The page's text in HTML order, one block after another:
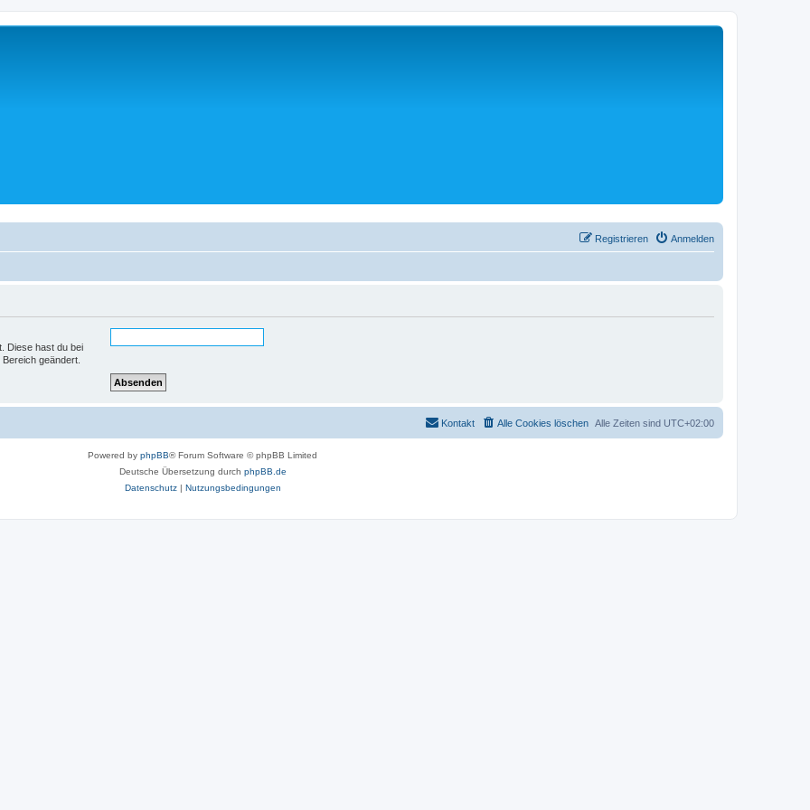
Anmelden
Registrieren
Diese hast du bei
geändert.
Alle Zeiten sind UTC+02:00
Alle Cookies löschen
Kontakt
Powered by phpBB® Forum Software © phpBB Limited
Deutsche Übersetzung durch phpBB.de
Datenschutz| Nutzungsbedingungen